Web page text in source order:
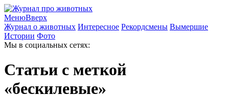
МенюВверх
Журнал о животных Интересное Рекордсмены Вымершие
Истории Фото
Мы в социальных сетях:
Статьи с меткой
«бескилевые»